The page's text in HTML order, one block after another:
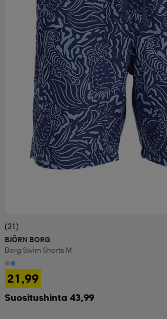
(31)
BJÖRN BORG
Borg Swim Shorts M
21,99
Suositushinta 43,99